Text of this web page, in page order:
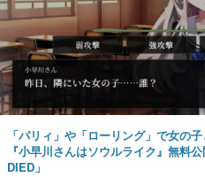
「パリィ」や「ローリング」で女の
『小早川さんはソウルライク』無料
DIED」